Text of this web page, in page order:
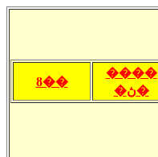
ȣ��
����
�ڽ�